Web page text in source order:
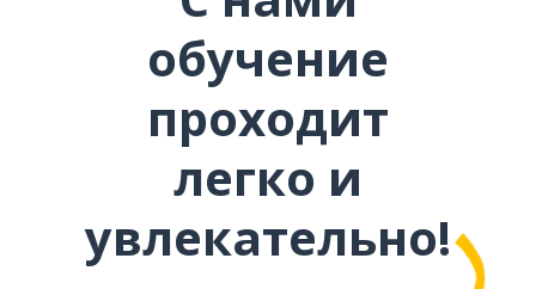
обучение
проходит
легко и
увлекательно!